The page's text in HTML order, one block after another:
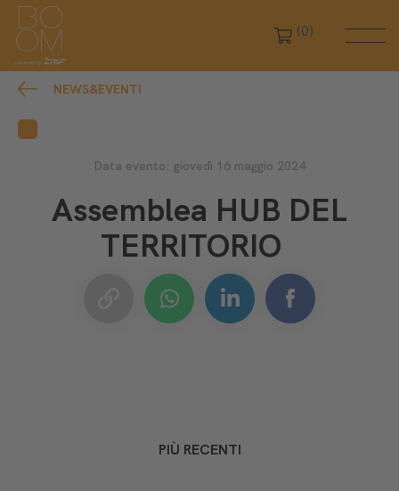
(0)
NEWS&EVENTI
Data evento: giovedì 16 maggio 2024
Assemblea HUB DEL
TERRITORIO
PIÙ RECENTI